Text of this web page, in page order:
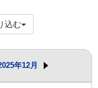
込む
年12月